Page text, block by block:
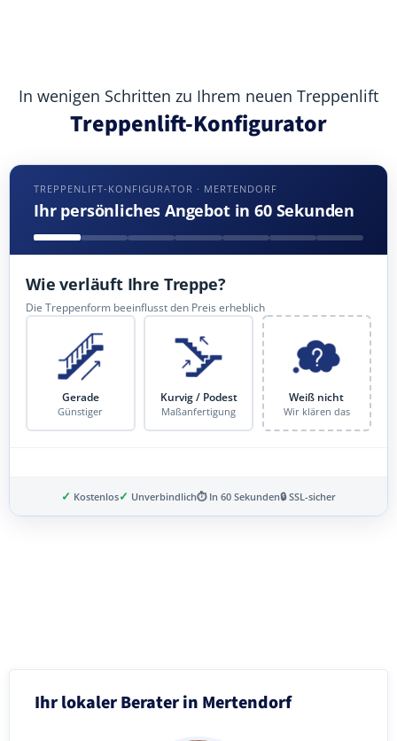
In wenigen Schritten zu Ihrem neuen Treppenlift
Treppenlift-Konfigurator
TREPPENLIFT-KONFIGURATOR · MERTENDORF
Ihr persönliches Angebot in 60 Sekunden
Wie verläuft Ihre Treppe?
Die Treppenform beeinflusst den Preis erheblich
Gerade
Günstiger
Kurvig / Podest
Maßanfertigung
Weiß nicht
Wir klären das
✓ Kostenlos✓ Unverbindlich⏱ In 60 Sekunden🔒 SSL-sicher
Ihr lokaler Berater in Mertendorf